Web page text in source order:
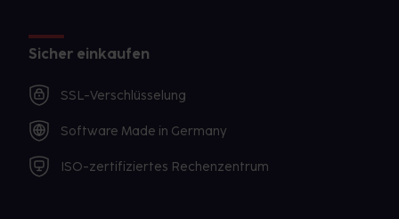
Sicher einkaufen
SSL-Verschlüsselung
Software Made in Germany
ISO-zertifiziertes Rechenzentrum